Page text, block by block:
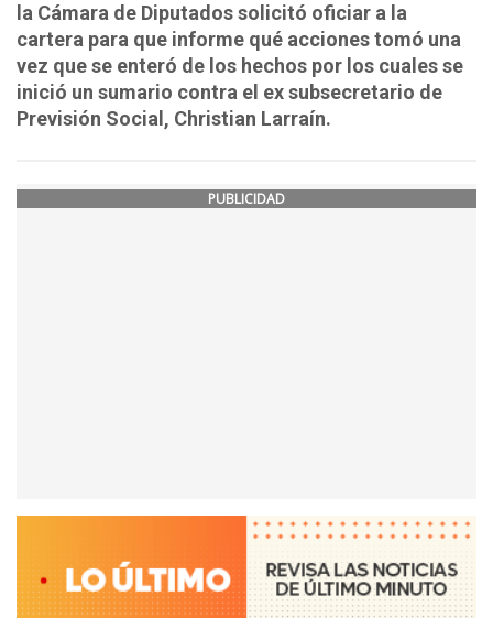
la Cámara de Diputados solicitó oficiar a la
cartera para que informe qué acciones tomó una
vez que se enteró de los hechos por los cuales se
inició un sumario contra el ex subsecretario de
Previsión Social, Christian Larraín.
PUBLICIDAD